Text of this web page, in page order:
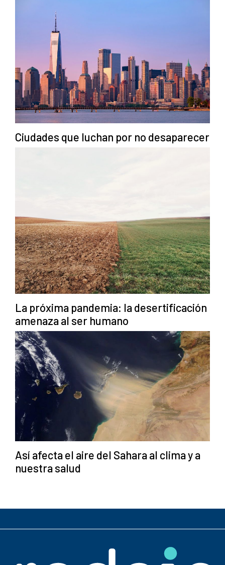
Ciudades que luchan por no desaparecer
La próxima pandemia: la desertificación
amenaza al ser humano
Así afecta el aire del Sahara al clima y a
nuestra salud